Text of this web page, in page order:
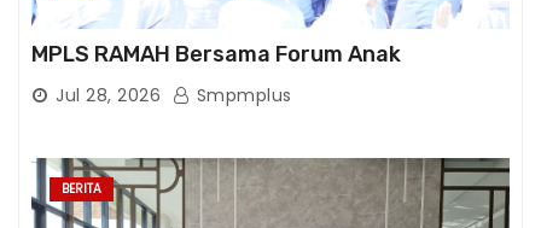
MPLS RAMAH Bersama Forum Anak
Jul 28, 2026 Smpmplus
BERITA